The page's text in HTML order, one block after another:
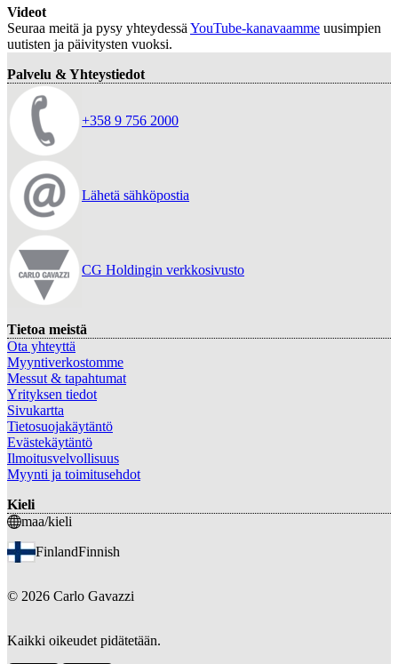
Videot
Seuraa meitä ja pysy yhteydessäYouTube-kanavaamme uusimpien
uutisten ja päivitysten vuoksi.
Palvelu & Yhteystiedot
+358 9 756 2000
Lähetä sähköpostia
CG Holdingin verkkosivusto
Tietoa meistä
Ota yhteyttä
Myyntiverkostomme
Messut & tapahtumat
Yrityksen tiedot
Sivukartta
Tietosuojakäytäntö
Evästekäytäntö
Ilmoitusvelvollisuus
Myynti ja toimitusehdot
Kieli
maa/kieli
FinlandFinnish
© 2026 Carlo Gavazzi
Kaikki oikeudet pidätetään.